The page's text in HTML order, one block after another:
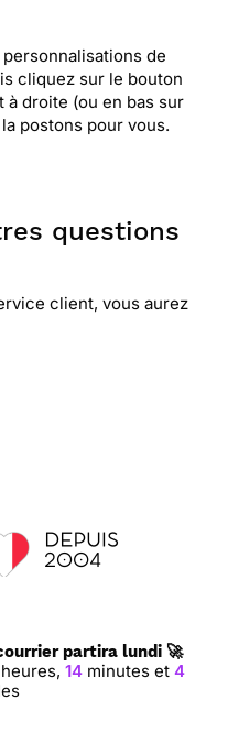
de
cliquez sur le bouton
à droite (ou en bas sur
postons pour vous.
questions
client, vous aurez
partira lundi 🚀
heures, 14minutes et 3